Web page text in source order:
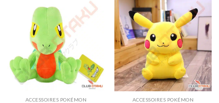
ACCESSOIRES POKÉMON ACCESSOIRES POKÉMON